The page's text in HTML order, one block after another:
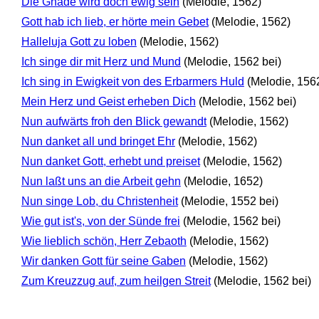
Gott hab ich lieb, er hörte mein Gebet (Melodie, 1562)
Halleluja Gott zu loben (Melodie, 1562)
Ich singe dir mit Herz und Mund (Melodie, 1562 bei)
Ich sing in Ewigkeit von des Erbarmers Huld (Melodie,
Mein Herz und Geist erheben Dich (Melodie, 1562 bei)
Nun aufwärts froh den Blick gewandt (Melodie, 1562)
Nun danket all und bringet Ehr (Melodie, 1562)
Nun danket Gott, erhebt und preiset (Melodie, 1562)
Nun laßt uns an die Arbeit gehn (Melodie, 1652)
Nun singe Lob, du Christenheit (Melodie, 1552 bei)
Wie gut ist's, von der Sünde frei (Melodie, 1562 bei)
Wie lieblich schön, Herr Zebaoth (Melodie, 1562)
Wir danken Gott für seine Gaben (Melodie, 1562)
Zum Kreuzzug auf, zum heilgen Streit (Melodie, 1562 bei)